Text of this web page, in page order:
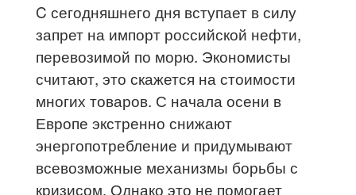
C сегодняшнего дня вступает в силу
запрет на импорт российской нефти,
перевозимой по морю. Экономисты
считают, это скажется на стоимости
многих товаров. С начала осени в
Европе экстренно снижают
энергопотребление и придумывают
всевозможные механизмы борьбы с
кризисом. Однако это не помогает